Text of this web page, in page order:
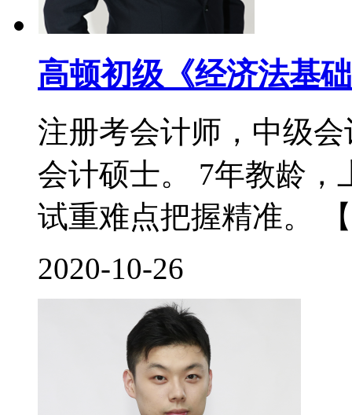
高顿初级《经济法基
注册考会计师，中级
会计硕士。 7年教龄
试重难点把握精准。
2020-10-26